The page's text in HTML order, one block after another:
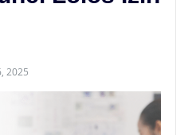
2025